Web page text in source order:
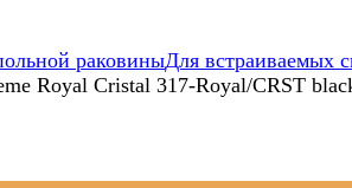
раковиныДля встраиваемых
Royal Cristal 317-Royal/CRST